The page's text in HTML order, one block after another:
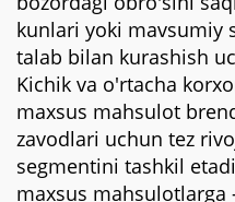
kunlari yoki mavsumiy
talab bilan kurashish
Kichik va o'rtacha
maxsus mahsulot
zavodlari uchun tez
segmentini tashkil
mахsus